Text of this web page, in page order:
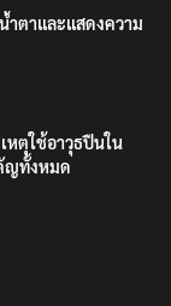
ำตาและแสดงความ
หตุใช้อาวุธปืนใน
คัญทั้งหมด